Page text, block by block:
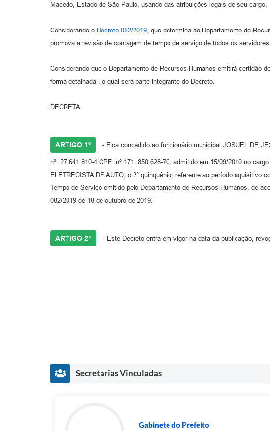
Macedo, Estado de São Paulo, usando das atribuições legais de seu cargo.
Considerando o Decreto 082/2019 , que determina ao Departamento de
promova a revisão de contagem de tempo de serviço de todos os
Considerando que o Departamento de Recursos Humanos emitirá certidão
forma detalhada , o qual será parte integrante do Decreto.
DECRETA:
ARTIGO 1º - Fica concedido ao funcionário municipal JOSUEL DE
nº. 27.641.810-4 CPF: nº 171 .850.628-70, admitido em 15/09/2010 no
ELETRECISTA DE AUTO, o 2° quinquênio, referente ao período aquisitivo
Tempo de Serviço emitido pelo Departamento de Recursos Humanos, de
082/2019 de 18 de outubro de 2019.
ARTIGO 2° - Este Decreto entra em vigor na data da publicação,
Secretarias Vinculadas
Gabinete do Prefeito